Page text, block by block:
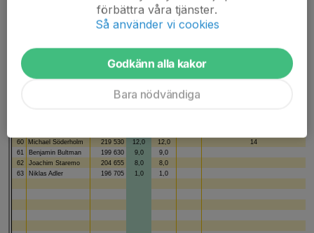
förbättra våra tjänster.
Så använder vi cookies
Godkänn alla kakor
Bara nödvändiga